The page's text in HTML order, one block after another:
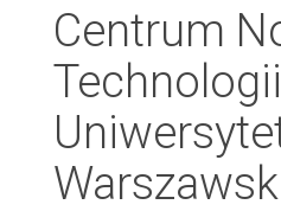
Centrum
Technologii